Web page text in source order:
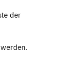
der